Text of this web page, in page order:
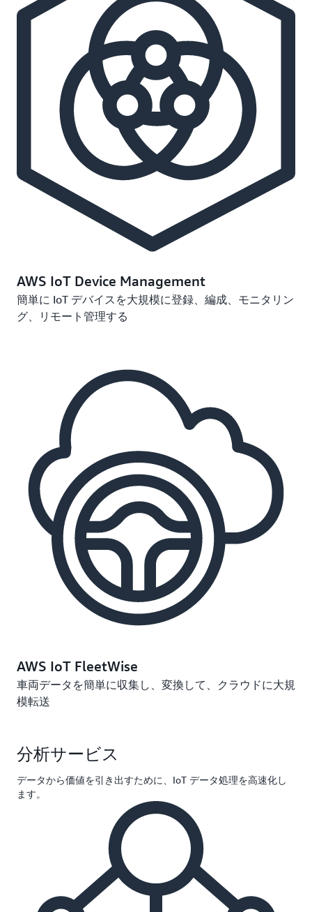
AWS IoT Device Management
簡単に IoT デバイスを大規模に登録、編成、モニタリン
グ、リモート管理する
AWS IoT FleetWise
車両データを簡単に収集し、変換して、クラウドに大規
模転送
分析サービス
データから価値を引き出すために、IoT データ処理を高速化し
ます。